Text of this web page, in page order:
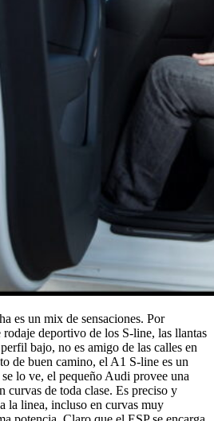
es un mix de sensaciones. Por
rodaje deportivo de los S-line, las llantas
bajo, no es amigo de las calles en
de buen camino, el A1 S-line es un
lo ve, el pequeño Audi provee una
curvas de toda clase. Es preciso y
la linea, incluso en curvas muy